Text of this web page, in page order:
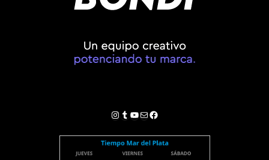
Instagram
Tumblr
YouTube
Correo electrónico
Facebook